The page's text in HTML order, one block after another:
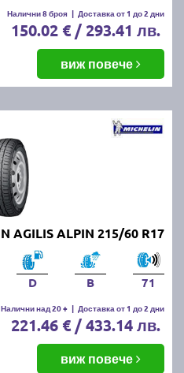
Налични 8 броя | Доставка от 1 до 2 дни
150.02 € / 293.41 лв.
виж повече
AGILIS ALPIN 215/60 R17
D B 71
Налични над 20 + | Доставка от 1 до 2 дни
221.46 € / 433.14 лв.
виж повече